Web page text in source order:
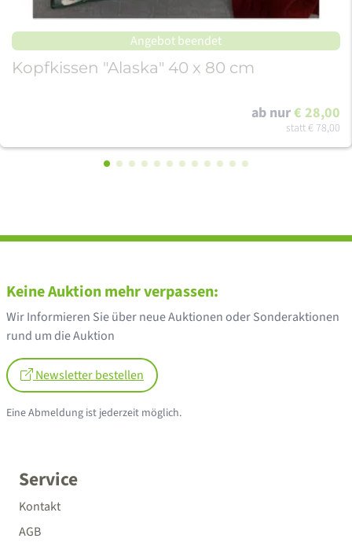
Angebot beendet
Kopfkissen "Alaska" 40 x 80 cm
ab nur€ 28,00
statt€ 78,00
Service
Kontakt
AGB
Keine Auktion mehr verpassen:
Wir Informieren Sie über neue Auktionen oder Sonderaktionen
rund um die Auktion
Newsletter bestellen
Eine Abmeldung ist jederzeit möglich.